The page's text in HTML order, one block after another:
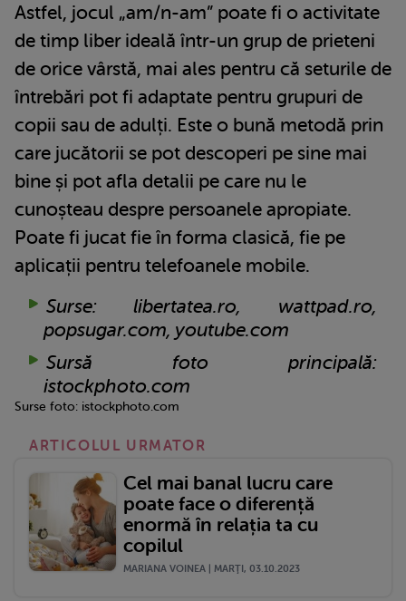
Astfel, jocul „am/n-am” poate fi o activitate
de timp liber ideală într-un grup de prieteni
de orice vârstă, mai ales pentru că seturile de
întrebări pot fi adaptate pentru grupuri de
copii sau de adulți. Este o bună metodă prin
care jucătorii se pot descoperi pe sine mai
bine și pot afla detalii pe care nu le
cunoșteau despre persoanele apropiate.
Poate fi jucat fie în forma clasică, fie pe
aplicații pentru telefoanele mobile.
Surse: libertatea.ro, wattpad.ro,
popsugar.com, youtube.com
Sursă foto principală:
istockphoto.com
Surse foto: istockphoto.com
ARTICOLUL URMATOR
Cel mai banal lucru care
poate face o diferență
enormă în relația ta cu
copilul
MARIANA VOINEA | MARŢI, 03.10.2023